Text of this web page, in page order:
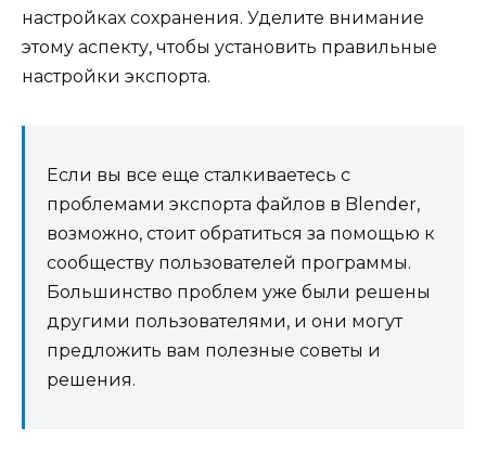
настройках сохранения. Уделите внимание
этому аспекту, чтобы установить правильные
настройки экспорта.
Если вы все еще сталкиваетесь с
проблемами экспорта файлов в Blender,
возможно, стоит обратиться за помощью к
сообществу пользователей программы.
Большинство проблем уже были решены
другими пользователями, и они могут
предложить вам полезные советы и
решения.